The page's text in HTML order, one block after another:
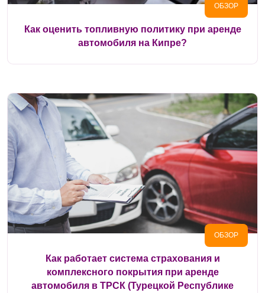
ОБЗОР
Как оценить топливную политику при аренде
автомобиля на Кипре?
ОБЗОР
Как работает система страхования и
комплексного покрытия при аренде
автомобиля в ТРСК (Турецкой Республике